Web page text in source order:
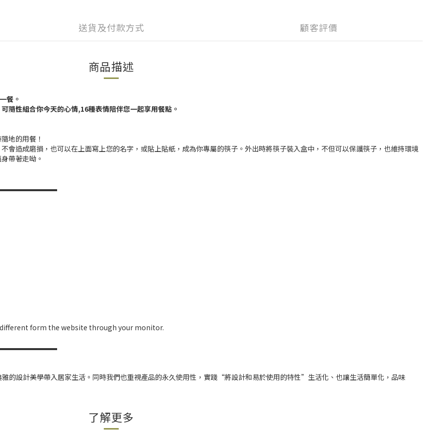
送貨及付款方式 顧客評價
商品描述
餐。
隨性組合你今天的心情,16種表情陪伴您一起享用餐點。
地的用餐！
會造成磨損，也可以在上面寫上您的名字，或貼上貼紙，成為你專屬的筷子。外出時將筷子裝入盒中，不但可以保護筷子，也維持環境
帶著走呦。
form the website through your monitor.
的設計美學帶入居家生活。同時我們也重視產品的永久使用性，實踐“將設計和易於使用的特性”生活化、也讓生活簡單化，品味
了解更多